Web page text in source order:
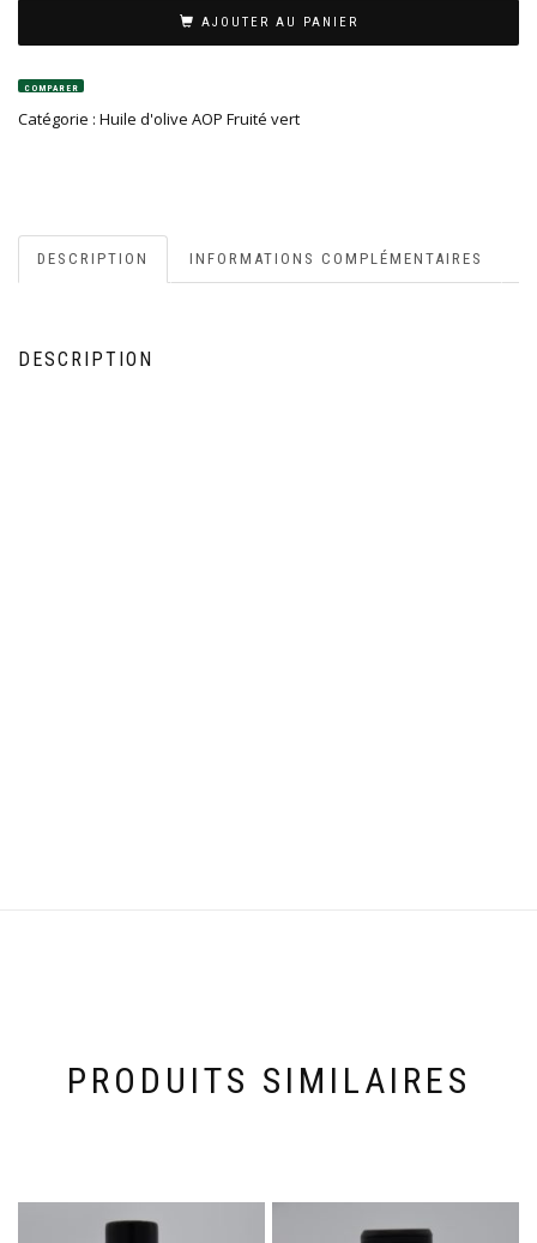
AJOUTER AU PANIER
COMPARER
Catégorie : Huile d'olive AOP Fruité vert
DESCRIPTION INFORMATIONS COMPLÉMENTAIRES
DESCRIPTION
PRODUITS SIMILAIRES